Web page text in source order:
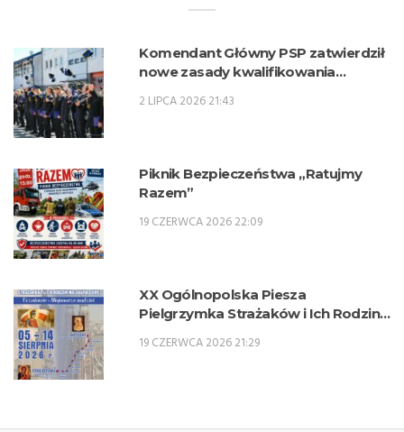
Komendant Główny PSP zatwierdził
nowe zasady kwalifikowania
zawodowe w zawodzie technik
2 LIPCA 2026 21:43
Piknik Bezpieczeństwa „Ratujmy
Razem”
19 CZERWCA 2026 22:09
XX Ogólnopolska Piesza
Pielgrzymka Strażaków i Ich Rodzin
19 CZERWCA 2026 21:29